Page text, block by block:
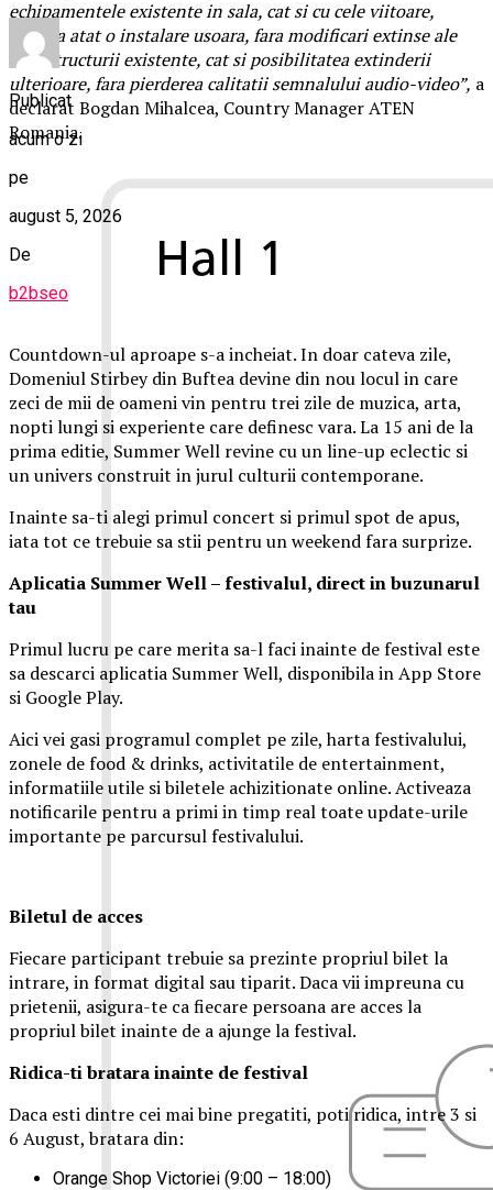
echipamentele existente in sala, cat si cu cele viitoare,
asigura atat o instalare usoara, fara modificari extinse ale
infrastructurii existente, cat si posibilitatea extinderii
ulterioare, fara pierderea calitatii semnalului audio-video”, a
declarat Bogdan Mihalcea, Country Manager ATEN
Romania.
Publicat
acum o zi
pe
august 5, 2026
De
b2bseo
Countdown-ul aproape s-a incheiat. In doar cateva zile,
Domeniul Stirbey din Buftea devine din nou locul in care
zeci de mii de oameni vin pentru trei zile de muzica, arta,
nopti lungi si experiente care definesc vara. La 15 ani de la
prima editie, Summer Well revine cu un line-up eclectic si
un univers construit in jurul culturii contemporane.
Inainte sa-ti alegi primul concert si primul spot de apus,
iata tot ce trebuie sa stii pentru un weekend fara surprize.
Aplicatia Summer Well– festivalul, direct in buzunarul
tau
Primul lucru pe care merita sa-l faci inainte de festival este
sa descarci aplicatia Summer Well, disponibila in App Store
si Google Play.
Aici vei gasi programul complet pe zile, harta festivalului,
zonele de food & drinks, activitatile de entertainment,
informatiile utile si biletele achizitionate online. Activeaza
notificarile pentru a primi in timp real toate update-urile
importante pe parcursul festivalului.
Biletul de acces
Fiecare participant trebuie sa prezinte propriul bilet la
intrare, in format digital sau tiparit. Daca vii impreuna cu
prietenii, asigura-te ca fiecare persoana are acces la
propriul bilet inainte de a ajunge la festival.
Ridica-ti bratarainainte de festival
Daca esti dintre cei mai bine pregatiti, poti ridica, intre 3 si
6 August, bratara din:
Orange Shop Victoriei (9:00 – 18:00)